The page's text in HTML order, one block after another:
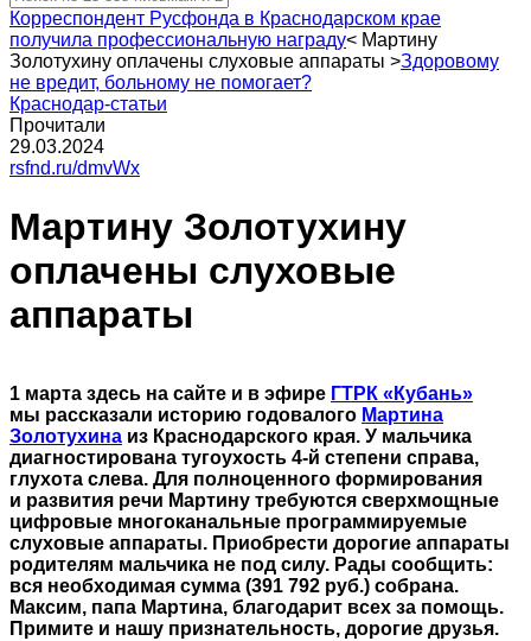
Корреспондент Русфонда в Краснодарском крае
получила профессиональную награду< Мартину
Золотухину оплачены слуховые аппараты >Здоровому
не вредит, больному не помогает?
Краснодар-статьи
Прочитали
29.03.2024
rsfnd.ru/dmvWx
Мартину Золотухину
оплачены слуховые
аппараты
1 марта здесь на сайте и в эфире ГТРК «Кубань»
мы рассказали историю годовалого Мартина
Золотухина из Краснодарского края. У мальчика
диагностирована тугоухость 4-й степени справа,
глухота слева. Для полноценного формирования
и развития речи Мартину требуются сверхмощные
цифровые многоканальные программируемые
слуховые аппараты. Приобрести дорогие аппараты
родителям мальчика не под силу. Рады сообщить:
вся необходимая сумма (391 792 руб.) собрана.
Максим, папа Мартина, благодарит всех за помощь.
Примите и нашу признательность, дорогие друзья.